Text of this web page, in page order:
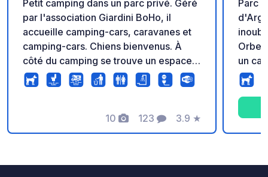
Petit camping dans un parc privé. Géré
par l'association Giardini BoHo, il
accueille camping-cars, caravanes et
camping-cars. Chiens bienvenus. À
côté du camping se trouve un espace
de jeux pour tous les âges avec
barbecue. Wi-Fi gratuit, toilettes,
Branchement électrique pour votre
camping-car moyennant un
10
Photos
123
Commentaires
3.9
Note
★
Parc
un
en pleine
11.194489 Tous
inclus : Branchage électrique